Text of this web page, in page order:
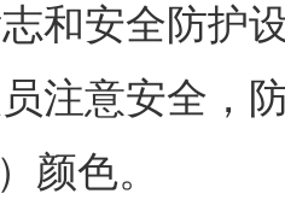
和安全防护
注意安全，
颜色。